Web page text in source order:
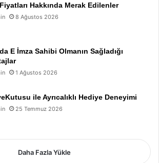
Hakkında Merak Edilenler
8 Ağustos 2026
E İmza Sahibi Olmanın Sağladığı
1 Ağustos 2026
ile Ayrıcalıklı Hediye Deneyimi
25 Temmuz 2026
Daha Fazla Yükle